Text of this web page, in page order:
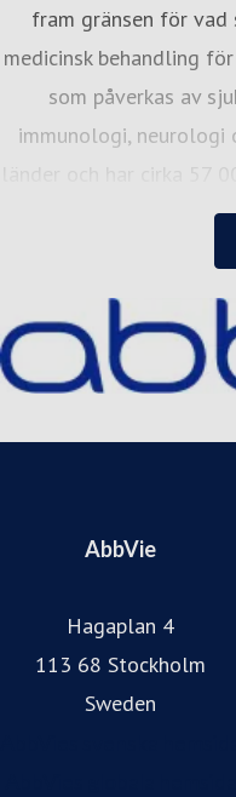
fram gränsen för
medicinsk behandling
som påverkas av
immunologi, neurologi
vi cirka 300
och Köpenhamn. I alla
Besök gärna vår
AbbVie
Hagaplan 4
113 68 Stockholm
Sweden